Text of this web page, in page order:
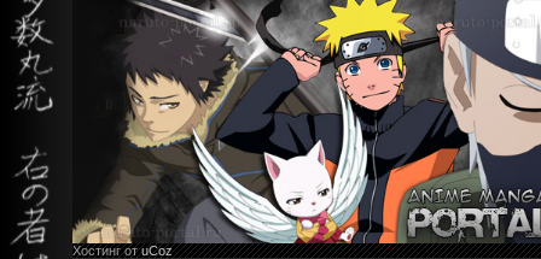
Хостинг отuCoz